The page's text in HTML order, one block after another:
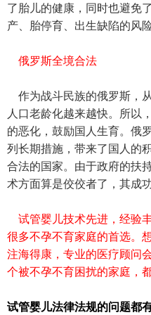
了胎儿的健康，同时也避免
产、胎停育、出生缺陷的风险
俄罗斯全境合法
作为战斗民族的俄罗斯，
人口老龄化越来越快。所以
的恶化，鼓励国人生育。俄
列长期措施，带来了国人的
合法的国家。由于政府的扶
术方面算是佼佼者了，其成
试管婴儿技术先进，经验
很多不孕不育家庭的首选。
注海得康，专业的医疗顾问
个被不孕不育困扰的家庭，
试管婴儿法律法规的问题都